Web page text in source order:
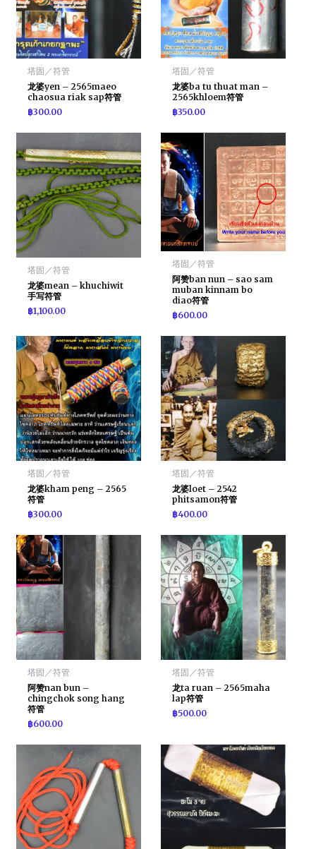
塔固／符管
龙婆yen – 2565maeo
chaosua riak sap符管
฿300.00
塔固／符管
龙婆ba tu thuat man –
2565khloem符管
฿350.00
塔固／符管
龙婆mean – khuchiwit
手写符管
฿1,100.00
塔固／符管
阿赞ban nun – sao sam
muban kinnam bo
diao符管
฿600.00
塔固／符管
龙婆kham peng – 2565
符管
฿300.00
塔固／符管
龙婆loet – 2542
phitsamon符管
฿400.00
塔固／符管
阿赞nan bun –
chingchok song hang
符管
฿600.00
塔固／符管
龙ta ruan – 2565maha
lap符管
฿500.00